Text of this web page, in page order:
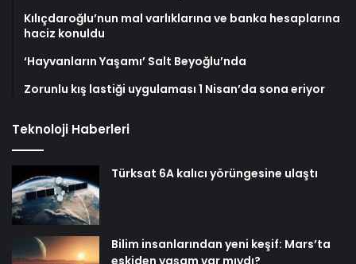
Kılıçdaroğlu’nun mal varlıklarına ve banka hesaplarına
haciz konuldu
‘Hayvanların Yaşamı’ Salt Beyoğlu’nda
Zorunlu kış lastiği uygulaması 1 Nisan’da sona eriyor
Teknoloji Haberleri
Türksat 6A kalıcı yörüngesine ulaştı
Bilim insanlarından yeni keşif: Mars’ta